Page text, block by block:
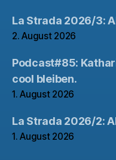
La Strada 2026/3:
2. August 2026
Podcast#85:
cool bleiben.
1. August 2026
La Strada 2026/2:
1. August 2026